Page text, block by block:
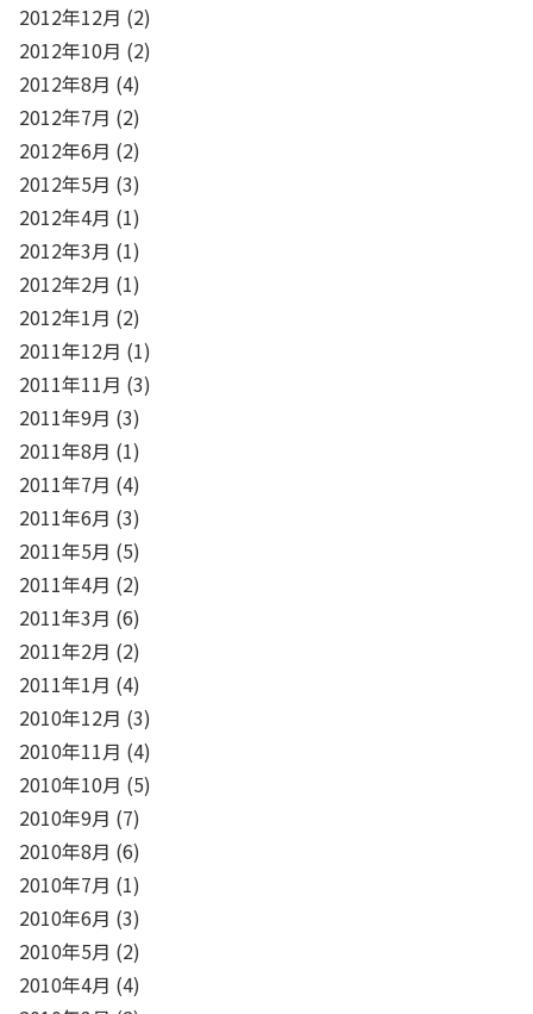
2012年12月 (2)
2012年10月 (2)
2012年8月 (4)
2012年7月 (2)
2012年6月 (2)
2012年5月 (3)
2012年4月 (1)
2012年3月 (1)
2012年2月 (1)
2012年1月 (2)
2011年12月 (1)
2011年11月 (3)
2011年9月 (3)
2011年8月 (1)
2011年7月 (4)
2011年6月 (3)
2011年5月 (5)
2011年4月 (2)
2011年3月 (6)
2011年2月 (2)
2011年1月 (4)
2010年12月 (3)
2010年11月 (4)
2010年10月 (5)
2010年9月 (7)
2010年8月 (6)
2010年7月 (1)
2010年6月 (3)
2010年5月 (2)
2010年4月 (4)